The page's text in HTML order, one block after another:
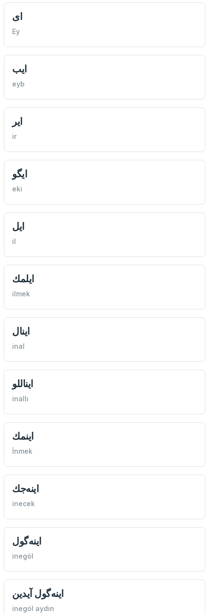
ای
Ey
ايب
eyb
اير
ir
ايگو
eki
ايل
il
ايلمك
ilmek
اينال
inal
ايناللو
inallı
اينمك
İnmek
اينه‌جك
inecek
اينه‌گول
inegöl
اينه‌گول آيدين
inegöl aydın